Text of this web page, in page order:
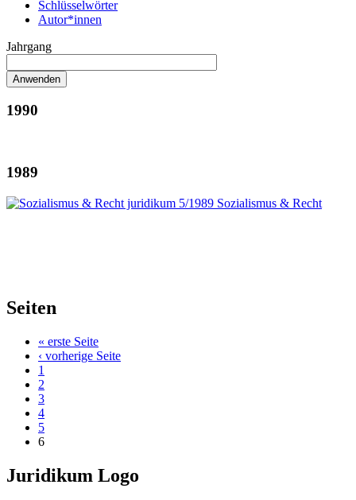
Schlüsselwörter
Autor*innen
Jahrgang
1990
1989
Seiten
« erste Seite
‹ vorherige Seite
1
2
3
4
5
6
Juridikum Logo